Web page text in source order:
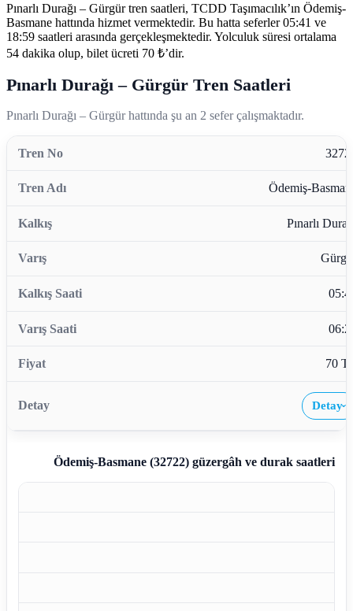
Pınarlı Durağı – Gürgür tren saatleri, TCDD Taşımacılık’ın Ödemiş-
Basmane hattında hizmet vermektedir. Bu hatta seferler 05:41 ve
18:59 saatleri arasında gerçekleşmektedir. Yolculuk süresi ortalama
54 dakika olup, bilet ücreti 70 ₺’dir.
Pınarlı Durağı – Gürgür Tren Saatleri
Pınarlı Durağı – Gürgür hattında şu an 2 sefer çalışmaktadır.
Ödemiş-
Pınarlı
70
Detay›
Ödemiş-Basmane (32722)güzergâh ve durak saatleri